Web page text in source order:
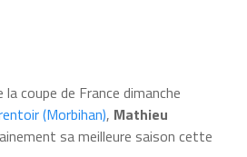
coupe de France dimanche
(Morbihan), Mathieu
sa meilleure saison cette